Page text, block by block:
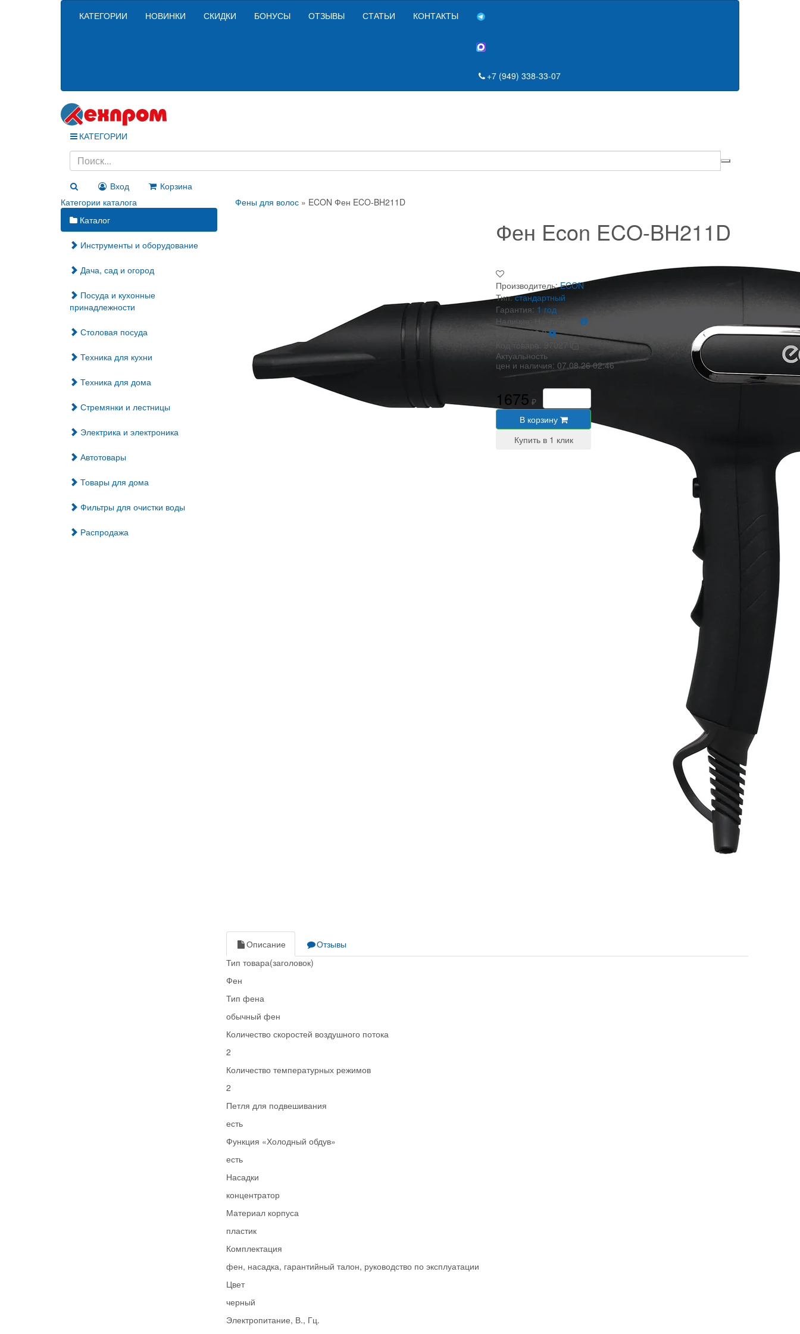
КАТЕГОРИИ НОВИНКИ СКИДКИ БОНУСЫ ОТЗЫВЫ СТАТЬИ КОНТАКТЫ
+7 (949) 338-33-07
КАТЕГОРИИ
Вход
Корзина
Категории каталога
Каталог
Инструменты и оборудование
Дача, сад и огород
Посуда и кухонные
принадлежности
Столовая посуда
Техника для кухни
Техника для дома
Стремянки и лестницы
Электрика и электроника
Автотовары
Товары для дома
Фильтры для очистки воды
Распродажа
Фены для волос» ECON Фен ECO-BH211D
Фен Econ ECO-BH211D
Производитель: ECON
Тип: стандартный
Гарантия: 1 год
Наличие: На вторник
Бонусы: 33₽
Код товара:
97027
Актуальность
цен и наличия: 07.08.26 02:46
1675 ₽
В корзину
Описание
Отзывы
Тип товара(заголовок)
Фен
Тип фена
обычный фен
Количество скоростей воздушного потока
2
Количество температурных режимов
2
Петля для подвешивания
есть
Функция «Холодный обдув»
есть
Насадки
концентратор
Материал корпуса
пластик
Комплектация
фен, насадка, гарантийный талон, руководство по эксплуатации
Цвет
черный
Электропитание, В., Гц.